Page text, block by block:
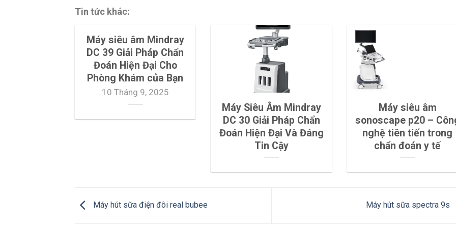
Tin tức khác:
Máy siêu âm Mindray
DC 39 Giải Pháp Chẩn
Đoán Hiện Đại Cho
Phòng Khám của Bạn
10 Tháng 9, 2025
Máy Siêu Âm Mindray
DC 30 Giải Pháp Chẩn
Đoán Hiện Đại Và Đáng
Tin Cậy
Máy siêu âm
sonoscape p20 –
nghệ tiên tiến trong
chẩn đoán y tế
Máy hút sữa điện đôi real bubee Máy hút sữa spectra 9s